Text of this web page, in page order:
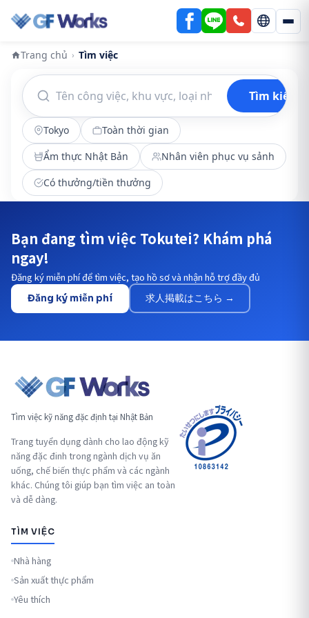
Trang chủ › Tìm việc
Tìm kiếm
Tokyo
Toàn thời gian
Ẩm thực Nhật Bản
Nhân viên phục vụ sảnh
Có thưởng/tiền thưởng
Bạn đang tìm việc Tokutei? Khám phá
ngay!
Đăng ký miễn phí để tìm việc, tạo hồ sơ và nhận hỗ trợ đầy đủ
Đăng ký miễn phí 求人掲載はこちら →
Tìm việc kỹ năng đặc định tại Nhật Bản
Trang tuyển dụng dành cho lao động kỹ
năng đặc đinh trong ngành dịch vụ ăn
uống, chế biến thực phẩm và các ngành
khác. Chúng tôi giúp bạn tìm việc an toàn
và dễ dàng.
TÌM VIỆC
Nhà hàng
Sản xuất thực phẩm
Yêu thích